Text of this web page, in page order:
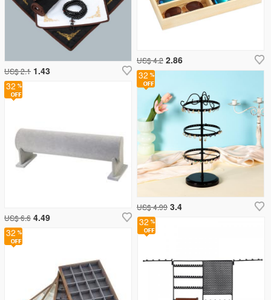
US$ 4.2 2.86
32
US$ 2.1 1.43 32
US$ 4.99 3.4
32
US$ 6.6 4.49
32